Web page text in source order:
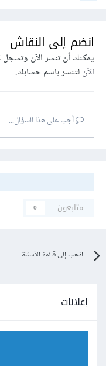
انضم إلى النقاش
يمكنك أن تنشر الآن وتسجل
الآنلتنشر باسم حسابك.
أجب على هذا السؤال...
متابعون
0
اذهب إلى قائمة الأسئلة
إعلانات